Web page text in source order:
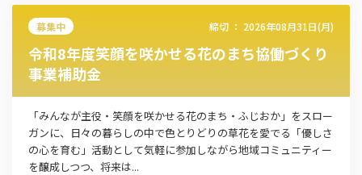
募集中 締切 ： 2026年08月31日(月)
令和8年度笑顔を咲かせる花のまち協働づくり
事業補助金
「みんなが主役・笑顔を咲かせる花のまち・ふじおか」をスロー
ガンに、日々の暮らしの中で色とりどりの草花を愛でる「優しさ
の心を育む」活動として気軽に参加しながら地域コミュニティー
を醸成しつつ、将来は...